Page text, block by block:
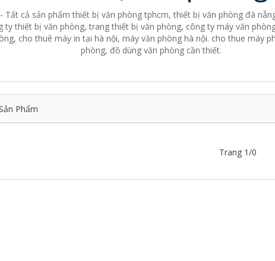
Tất cả sản phẩm thiết bị văn phòng tphcm, thiết bị văn phòng đà
ty thiết bị văn phòng, trang thiết bị văn phòng, công ty máy văn
cho thuê máy in tại hà nội, máy văn phòng hà nội. cho thue máy
phòng, đồ dùng văn phòng cần thiết.
Phẩm
Trang 1/0